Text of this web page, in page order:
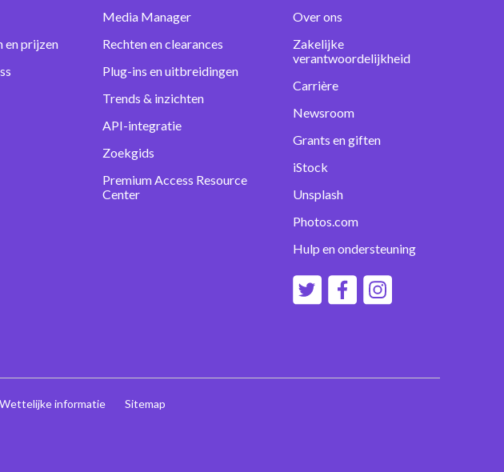
en prijzen
Media Manager
Rechten en clearances
Plug-ins en uitbreidingen
Trends & inzichten
API-integratie
Zoekgids
Premium Access Resource
Center
Over ons
Zakelijke
verantwoordelijkheid
Carrière
Newsroom
Grants en giften
iStock
Unsplash
Photos.com
Hulp en ondersteuning
Wettelijke informatie Sitemap